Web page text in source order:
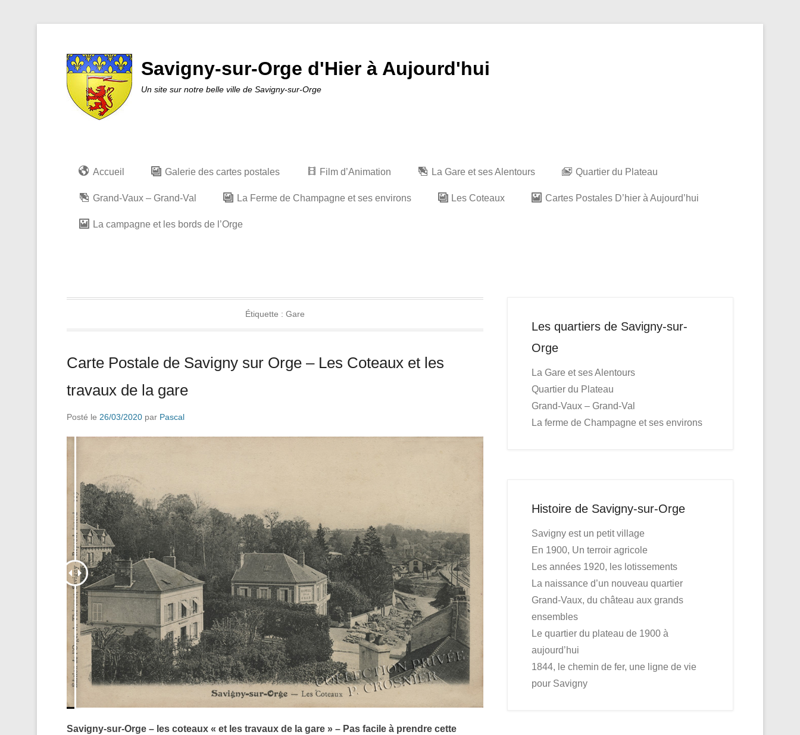
Savigny-sur-Orge d'Hier à Aujourd'hui
Un site sur notre belle ville de Savigny-sur-Orge
Accueil Galerie des cartes postales Film d’Animation La Gare et ses Alentours Quartier du Plateau
Grand-Vaux – Grand-Val La Ferme de Champagne et ses environs Les Coteaux Cartes Postales D’hier à Aujourd’hui
La campagne et les bords de l’Orge
Étiquette : Gare
Carte Postale de Savigny sur Orge – Les Coteaux et les
travaux de la gare
Posté le 26/03/2020 par Pascal
Savigny-sur-Orge – les coteaux « et les travaux de la gare » – Pas facile à prendre cette
Les quartiers de Savigny-sur-
Orge
La Gare et ses Alentours
Quartier du Plateau
Grand-Vaux – Grand-Val
La ferme de Champagne et ses environs
Histoire de Savigny-sur-Orge
Savigny est un petit village
En 1900, Un terroir agricole
Les années 1920, les lotissements
La naissance d’un nouveau quartier
Grand-Vaux, du château aux grands
ensembles
Le quartier du plateau de 1900 à
aujourd’hui
1844, le chemin de fer, une ligne de vie
pour Savigny